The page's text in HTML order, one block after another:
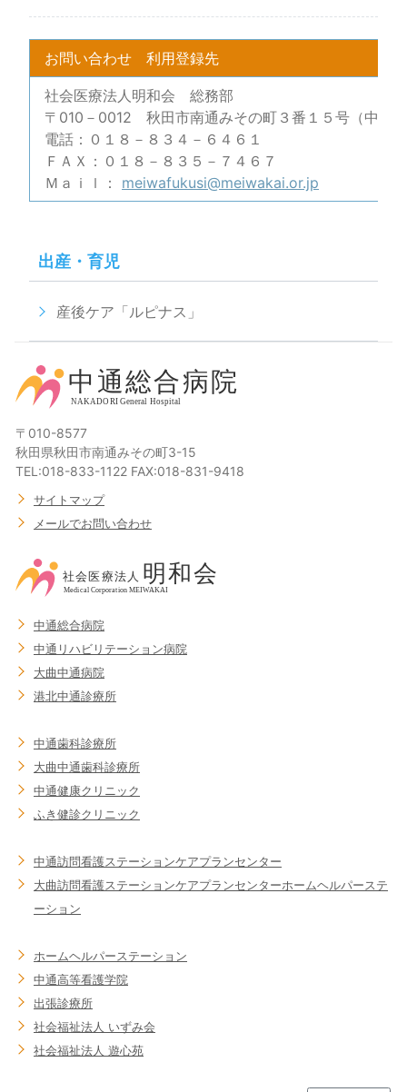
お問い合わせ 利用登録先
社会医療法人明和会 総務部
〒010－0012 秋田市南通みその町３番１５号（中通
電話：０１８－８３４－６４６１
ＦＡＸ：０１８－８３５－７４６７
Ｍａｉｌ： meiwafukusi@meiwakai.or.jp
出産・育児
産後ケア「ルピナス」
〒010-8577
秋田県秋田市南通みその町3-15
TEL:018-833-1122 FAX:018-831-9418
サイトマップ
メールでお問い合わせ
中通総合病院
中通リハビリテーション病院
大曲中通病院
港北中通診療所
中通歯科診療所
大曲中通歯科診療所
中通健康クリニック
ふき健診クリニック
中通訪問看護ステーションケアプランセンター
大曲訪問看護ステーションケアプランセンターホームヘルパーステ
ーション
ホームヘルパーステーション
中通高等看護学院
出張診療所
社会福祉法人 いずみ会
社会福祉法人 遊心苑